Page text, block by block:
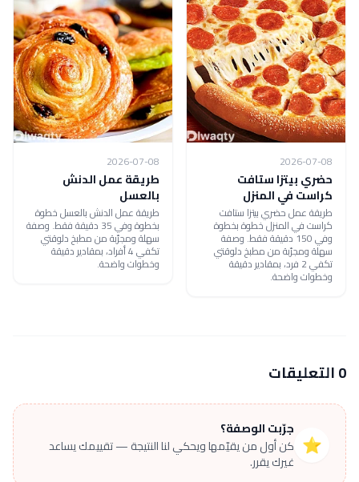
2026-07-08
حضري بيتزا ستافت
كراست في المنزل
طريقة عمل حضري بيتزا ستافت
كراست في المنزل خطوة بخطوة
وفي 150 دقيقة فقط. وصفة
سهلة ومجرّبة من مطبخ دلوقتي
تكفي 2 فرد، بمقادير دقيقة
وخطوات واضحة.
2026-07-08
طريقة عمل الدنش
بالعسل
طريقة عمل الدنش بالعسل خطوة
بخطوة وفي 35 دقيقة فقط. وصفة
سهلة ومجرّبة من مطبخ دلوقتي
تكفي 4 أفراد، بمقادير دقيقة
وخطوات واضحة.
0 التعليقات
⭐
جرّبت الوصفة؟
كن أول من يقيّمها ويحكي لنا النتيجة — تقييمك يساعد
غيرك يقرر.